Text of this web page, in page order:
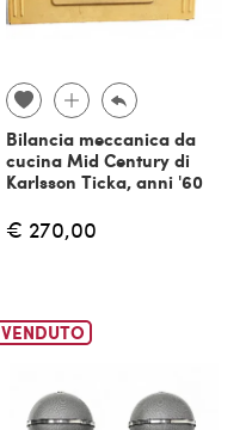
Bilancia meccanica da
cucina Mid Century di
Karlsson Ticka, anni '60
€ 270,00
VENDUTO